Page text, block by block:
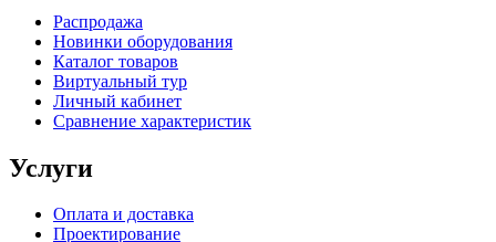
Распродажа
Новинки оборудования
Каталог товаров
Виртуальный тур
Личный кабинет
Сравнение характеристик
Услуги
Оплата и доставка
Проектирование